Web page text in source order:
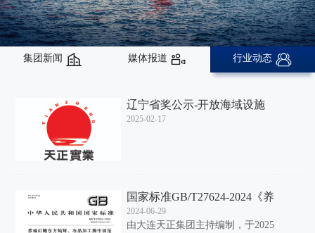
集团新闻 媒体报道 行业动态
辽宁省奖公示-开放海域设施
养殖工程关键技术创新与应用
2025-02-17
国家标准GB/T27624-2024《养
殖红鳍东方鲀鲜、冻品加工操
作规范》正式发布
2024-06-29
由大连天正集团主持编制，于2025